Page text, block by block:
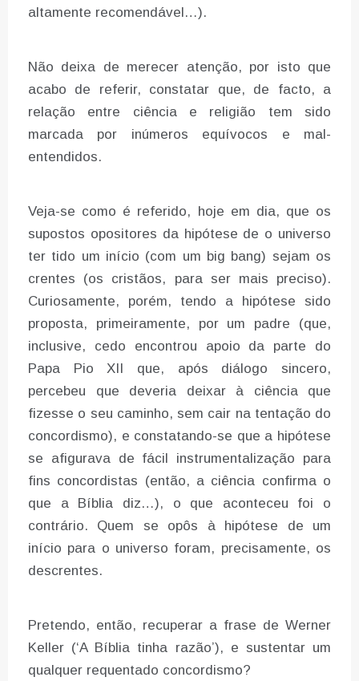
altamente recomendável…).
Não deixa de merecer atenção, por isto que
acabo de referir, constatar que, de facto, a
relação entre ciência e religião tem sido
marcada por inúmeros equívocos e mal-
entendidos.
Veja-se como é referido, hoje em dia, que os
supostos opositores da hipótese de o universo
ter tido um início (com um big bang) sejam os
crentes (os cristãos, para ser mais preciso).
Curiosamente, porém, tendo a hipótese sido
proposta, primeiramente, por um padre (que,
inclusive, cedo encontrou apoio da parte do
Papa Pio XII que, após diálogo sincero,
percebeu que deveria deixar à ciência que
fizesse o seu caminho, sem cair na tentação do
concordismo), e constatando-se que a hipótese
se afigurava de fácil instrumentalização para
fins concordistas (então, a ciência confirma o
que a Bíblia diz…), o que aconteceu foi o
contrário. Quem se opôs à hipótese de um
início para o universo foram, precisamente, os
descrentes.
Pretendo, então, recuperar a frase de Werner
Keller (‘A Bíblia tinha razão’), e sustentar um
qualquer requentado concordismo?